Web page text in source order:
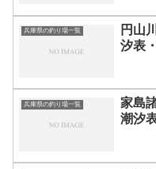
兵庫県の釣り場一覧
円山
汐表
兵庫県の釣り場一覧
家島
潮汐